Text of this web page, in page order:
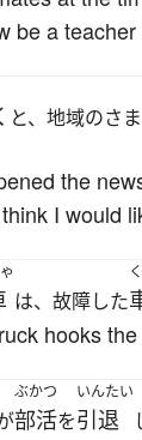
be a
と、地域のさ
the
I would
は、故障した
hooks
ぶかつ
部活を
いんたい
引退